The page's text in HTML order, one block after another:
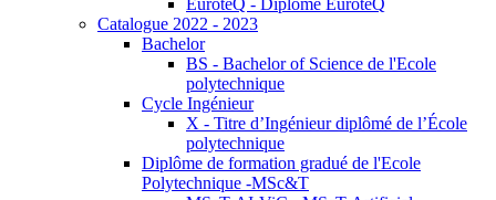
EuroteQ - Diplôme EuroteQ
Catalogue 2022 - 2023
Bachelor
BS - Bachelor of Science de l'Ecole
polytechnique
Cycle Ingénieur
X - Titre d’Ingénieur diplômé de l’École
polytechnique
Diplôme de formation gradué de l'Ecole
Polytechnique -MSc&T